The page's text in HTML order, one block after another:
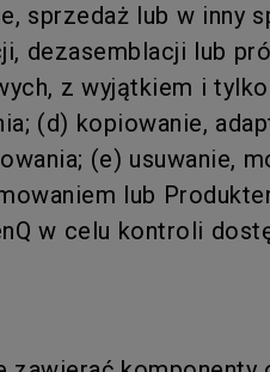
sprzedaż lub w inny
dezasemblacji lub
z wyjątkiem i
(d) kopiowanie,
(e) usuwanie,
lub
w celu kontroli